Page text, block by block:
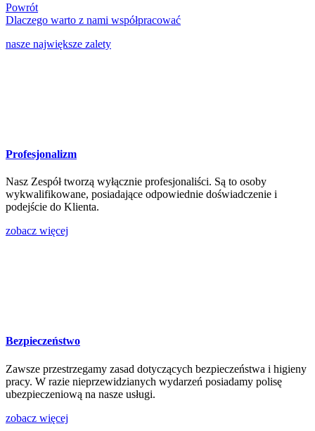
Powrót
Dlaczego warto z nami współpracować
nasze największe zalety
Profesjonalizm
Nasz Zespół tworzą wyłącznie profesjonaliści. Są to osoby
wykwalifikowane, posiadające odpowiednie doświadczenie i
podejście do Klienta.
zobacz więcej
Bezpieczeństwo
Zawsze przestrzegamy zasad dotyczących bezpieczeństwa i higieny
pracy. W razie nieprzewidzianych wydarzeń posiadamy polisę
ubezpieczeniową na nasze usługi.
zobacz więcej